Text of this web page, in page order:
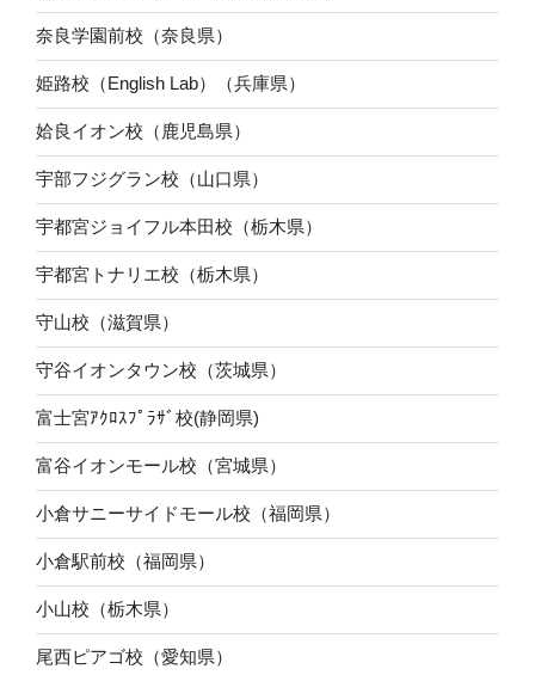
奈良学園前校（奈良県）
姫路校（English Lab）（兵庫県）
姶良イオン校（鹿児島県）
宇部フジグラン校（山口県）
宇都宮ジョイフル本田校（栃木県）
宇都宮トナリエ校（栃木県）
守山校（滋賀県）
守谷イオンタウン校（茨城県）
富士宮ｱｸﾛｽﾌﾟﾗｻﾞ校(静岡県)
富谷イオンモール校（宮城県）
小倉サニーサイドモール校（福岡県）
小倉駅前校（福岡県）
小山校（栃木県）
尾西ピアゴ校（愛知県）